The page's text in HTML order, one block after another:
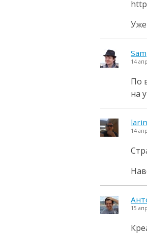
Sam
14
По
на
larin
14
15